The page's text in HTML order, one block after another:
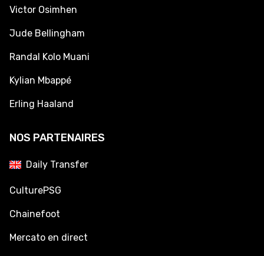
Victor Osimhen
Jude Bellingham
Randal Kolo Muani
Kylian Mbappé
Erling Haaland
NOS PARTENAIRES
Daily Transfer
CulturePSG
Chainefoot
Mercato en direct